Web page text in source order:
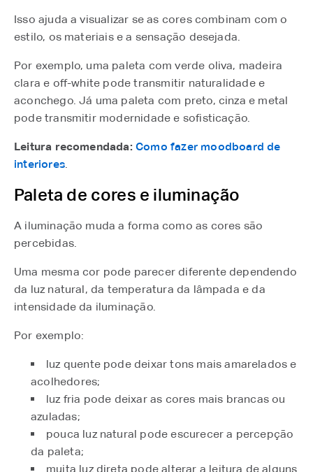
Isso ajuda a visualizar se as cores combinam com o
estilo, os materiais e a sensação desejada.
Por exemplo, uma paleta com verde oliva, madeira
clara e off-white pode transmitir naturalidade e
aconchego. Já uma paleta com preto, cinza e metal
pode transmitir modernidade e sofisticação.
Leitura recomendada: Como fazer moodboard de
interiores.
Paleta de cores e iluminação
A iluminação muda a forma como as cores são
percebidas.
Uma mesma cor pode parecer diferente dependendo
da luz natural, da temperatura da lâmpada e da
intensidade da iluminação.
Por exemplo:
luz quente pode deixar tons mais amarelados e
acolhedores;
luz fria pode deixar as cores mais brancas ou
azuladas;
pouca luz natural pode escurecer a percepção
da paleta;
muita luz direta pode alterar a leitura de alguns